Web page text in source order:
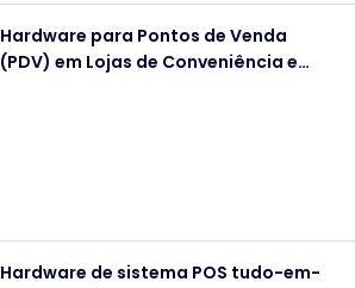
Hardware para Pontos de Venda
(PDV) em Lojas de Conveniência e
Hardware de sistema POS tudo-em-